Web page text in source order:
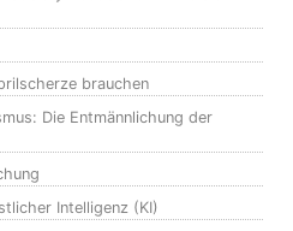
brauchen
Die Entmännlichung der
Intelligenz (KI)